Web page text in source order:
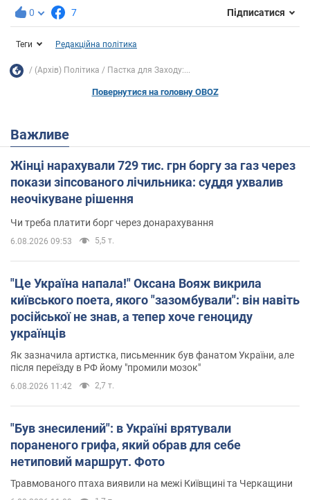
0 7 Підписатися
Теги Редакційна політика
(Архів) Політика Пастка для Заходу:...
Повернутися на головну OBOZ
Важливе
Жінці нарахували 729 тис. грн боргу за газ через
покази зіпсованого лічильника: суддя ухвалив
неочікуване рішення
Чи треба платити борг через донарахування
6.08.2026 09:53 5,5 т.
"Це Україна напала!" Оксана Вояж викрила
київського поета, якого "зазомбували": він навіть
російської не знав, а тепер хоче геноциду
українців
Як зазначила артистка, письменник був фанатом України, але
після переїзду в РФ йому "промили мозок"
6.08.2026 11:42 2,7 т.
"Був знесилений": в Україні врятували
пораненого грифа, який обрав для себе
нетиповий маршрут. Фото
Травмованого птаха виявили на межі Київщині та Черкащини